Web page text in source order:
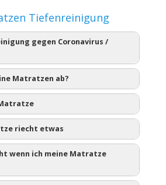
Tiefenreinigung
gegen Coronavirus /
Matratzen ab?
riecht etwas
wenn ich meine Matratze